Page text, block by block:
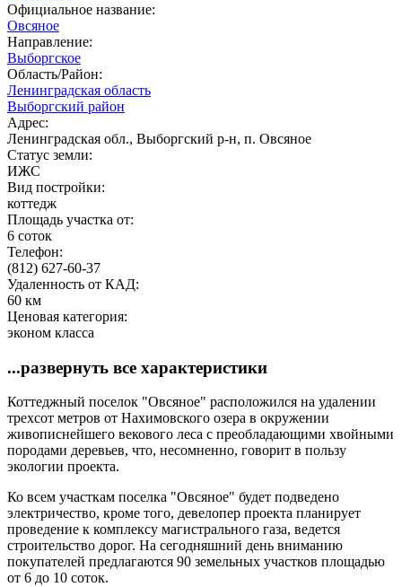
Официальное название:
Овсяное
Направление:
Выборгское
Область/Район:
Ленинградская область
Выборгский район
Адрес:
Ленинградская обл., Выборгский р-н, п. Овсяное
Статус земли:
ИЖС
Вид постройки:
коттедж
Площадь участка от:
6 соток
Телефон:
(812) 627-60-37
Удаленность от КАД:
60 км
Ценовая категория:
эконом класса
...развернуть все характеристики
Коттеджный поселок "Овсяное" расположился на удалении
трехсот метров от Нахимовского озера в окружении
живописнейшего векового леса с преобладающими хвойными
породами деревьев, что, несомненно, говорит в пользу
экологии проекта.
Ко всем участкам поселка "Овсяное" будет подведено
электричество, кроме того, девелопер проекта планирует
проведение к комплексу магистрального газа, ведется
строительство дорог. На сегодняшний день вниманию
покупателей предлагаются 90 земельных участков площадью
от 6 до 10 соток.